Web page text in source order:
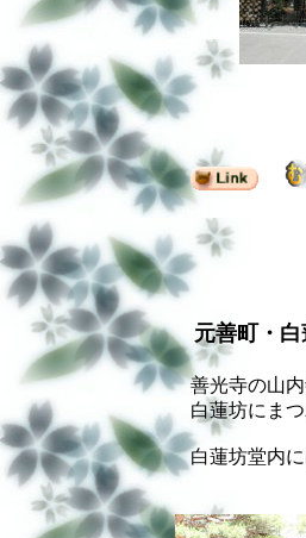
元善町・
善光寺の山
白蓮坊にまつ
白蓮坊堂内に